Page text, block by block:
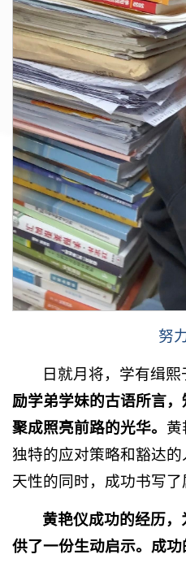
努
日就月将，学有缉
励学弟学妹的古语所言
聚成照亮前路的光华。 黄
独特的应对策略和豁达的
天性的同时，成功书写了
黄艳仪成功的经历，
供了一份生动启示。 成功